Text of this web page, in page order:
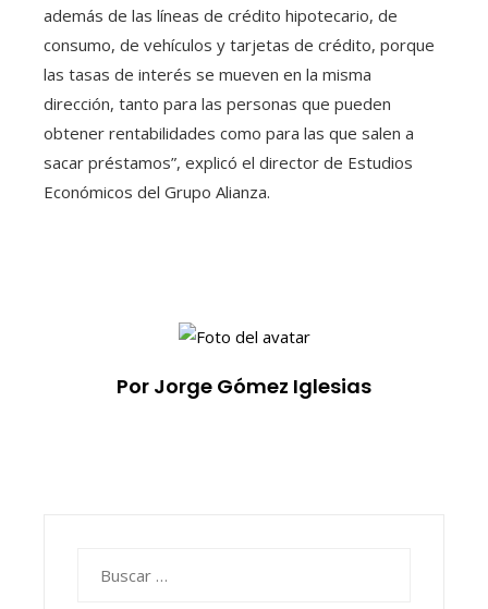
además de las líneas de crédito hipotecario, de
consumo, de vehículos y tarjetas de crédito, porque
las tasas de interés se mueven en la misma
dirección, tanto para las personas que pueden
obtener rentabilidades como para las que salen a
sacar préstamos”, explicó el director de Estudios
Económicos del Grupo Alianza.
Por Jorge Gómez Iglesias